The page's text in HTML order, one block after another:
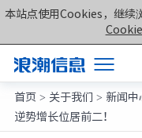
本站点使用Cookies，继续
产品
解决方案
首页 > 关于我们 > 新闻中
逆势增长位居前二！